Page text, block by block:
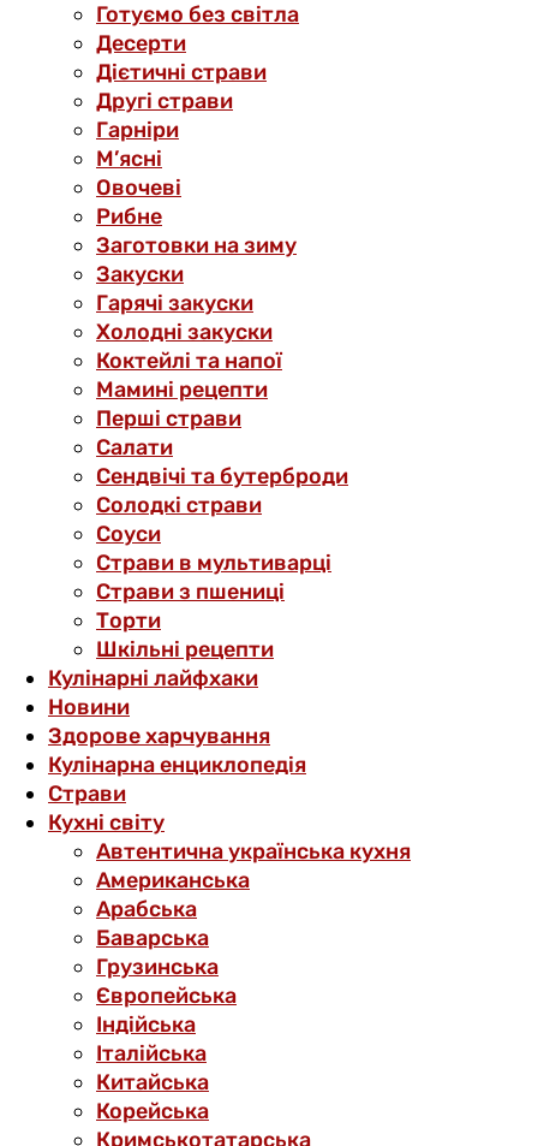
Готуємо без світла
Десерти
Дієтичні страви
Другі страви
Гарніри
М’ясні
Овочеві
Рибне
Заготовки на зиму
Закуски
Гарячі закуски
Холодні закуски
Коктейлі та напої
Мамині рецепти
Перші страви
Салати
Сендвічі та бутерброди
Солодкі страви
Соуси
Страви в мультиварці
Страви з пшениці
Торти
Шкільні рецепти
Кулінарні лайфхаки
Новини
Здорове харчування
Кулінарна енциклопедія
Страви
Кухні світу
Автентична українська кухня
Американська
Арабська
Баварська
Грузинська
Європейська
Індійська
Італійська
Китайська
Корейська
Кримськотатарська